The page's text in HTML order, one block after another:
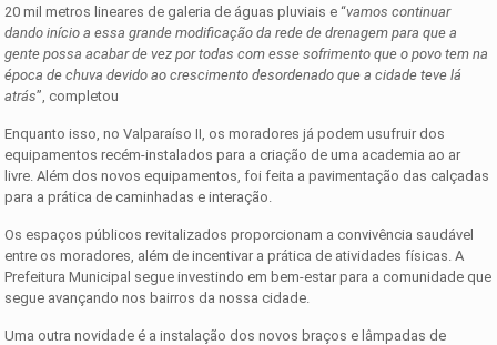
20 mil metros lineares de galeria de águas pluviais e “vamos continuar
dando início a essa grande modificação da rede de drenagem para que a
gente possa acabar de vez por todas com esse sofrimento que o povo tem na
época de chuva devido ao crescimento desordenado que a cidade teve lá
atrás”, completou
Enquanto isso, no Valparaíso II, os moradores já podem usufruir dos
equipamentos recém-instalados para a criação de uma academia ao ar
livre. Além dos novos equipamentos, foi feita a pavimentação das calçadas
para a prática de caminhadas e interação.
Os espaços públicos revitalizados proporcionam a convivência saudável
entre os moradores, além de incentivar a prática de atividades físicas. A
Prefeitura Municipal segue investindo em bem-estar para a comunidade que
segue avançando nos bairros da nossa cidade.
Uma outra novidade é a instalação dos novos braços e lâmpadas de